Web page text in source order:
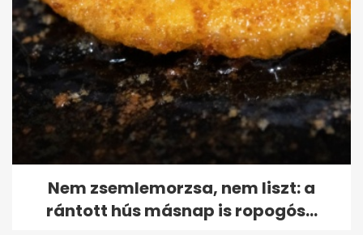
Nem zsemlemorzsa, nem liszt: a
rántott hús másnap is ropogós...